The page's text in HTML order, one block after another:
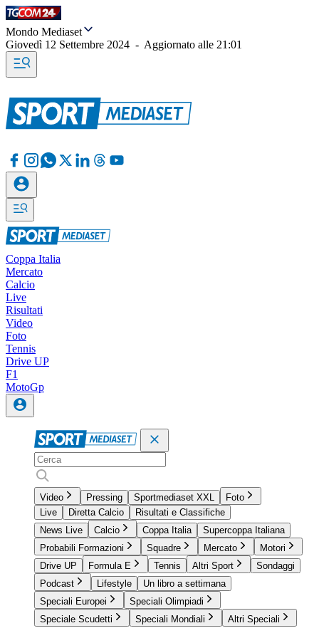
Mondo Mediaset
Giovedì 12 Settembre 2024 - Aggiornato alle 21:01
Coppa Italia
Mercato
Calcio
Live
Risultati
Video
Foto
Tennis
Drive UP
F1
MotoGp
Video Pressing Sportmediaset XXL
Foto
Live
Diretta Calcio
Risultati e Classifiche
News Live
Calcio Coppa Italia
Supercoppa Italiana
Probabili Formazioni
Squadre Mercato
Motori
Drive UP
Formula E Tennis Altri Sport
Sondaggi
Podcast
Lifestyle
Un libro a settimana
Speciali Europei
Speciali Olimpiadi
Speciale Scudetti
Speciali Mondiali Altri Speciali